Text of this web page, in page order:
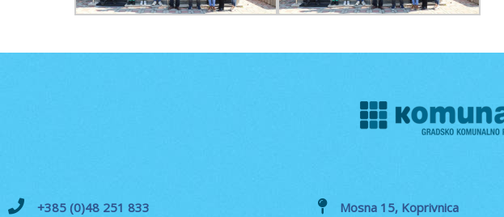
+385 (0)48 251 833 Mosna 15, Koprivnica